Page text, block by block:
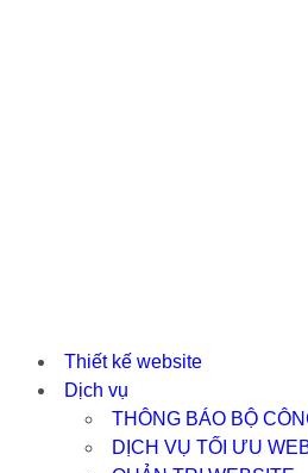
Thiết kế website
Dịch vụ
THÔNG BÁO BỘ
DỊCH VỤ TỐI ƯU